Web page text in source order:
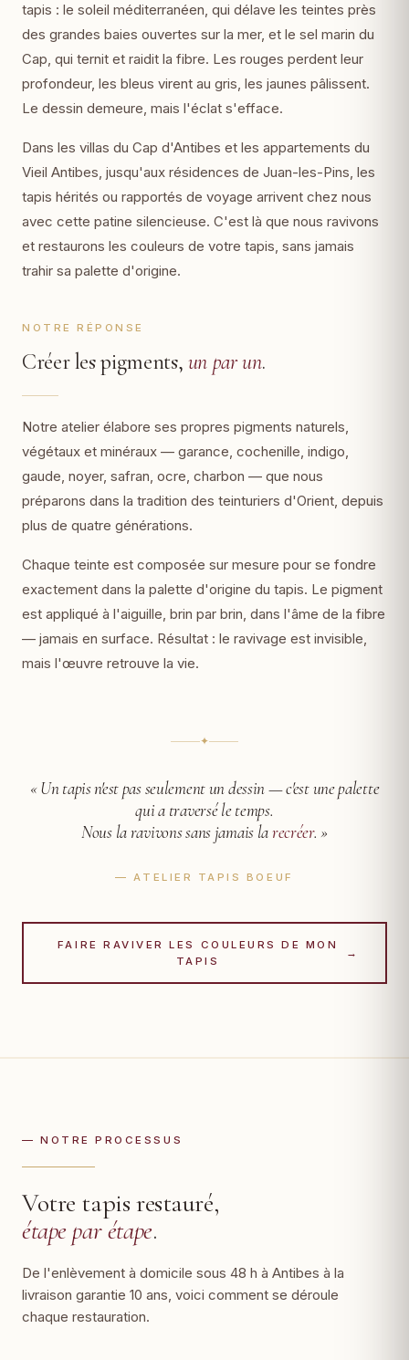
tapis : le soleil méditerranéen, qui délave les teintes près
des grandes baies ouvertes sur la mer, et le sel marin du
Cap, qui ternit et raidit la fibre. Les rouges perdent leur
profondeur, les bleus virent au gris, les jaunes pâlissent.
Le dessin demeure, mais l'éclat s'efface.
Dans les villas du Cap d'Antibes et les appartements du
Vieil Antibes, jusqu'aux résidences de Juan-les-Pins, les
tapis hérités ou rapportés de voyage arrivent chez nous
avec cette patine silencieuse. C'est là que nous ravivons
et restaurons les couleurs de votre tapis, sans jamais
trahir sa palette d'origine.
NOTRE RÉPONSE
Créer les pigments, un par un.
Notre atelier élabore ses propres pigments naturels,
végétaux et minéraux — garance, cochenille, indigo,
gaude, noyer, safran, ocre, charbon — que nous
préparons dans la tradition des teinturiers d'Orient, depuis
plus de quatre générations.
Chaque teinte est composée sur mesure pour se fondre
exactement dans la palette d'origine du tapis. Le pigment
est appliqué à l'aiguille, brin par brin, dans l'âme de la fibre
— jamais en surface. Résultat : le ravivage est invisible,
mais l'œuvre retrouve la vie.
✦
« Un tapis n'est pas seulement un dessin —c'est une palette
qui a traversé le temps.
Nous la ravivons sans jamais larecréer. »
— ATELIER TAPIS BOEUF
FAIRE RAVIVER LES COULEURS DE MON
TAPIS
→
— NOTRE PROCESSUS
Votre tapis restauré,
étape par étape.
De l'enlèvement à domicile sous 48 h à Antibes à la
livraison garantie 10 ans, voici comment se déroule
chaque restauration.